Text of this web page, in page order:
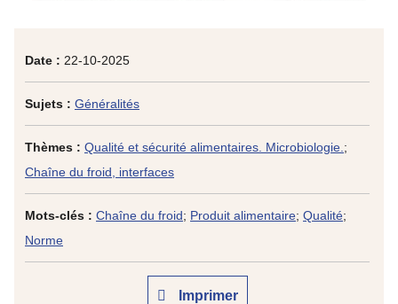
Date : 22-10-2025
Sujets : Généralités
Thèmes : Qualité et sécurité alimentaires. Microbiologie. ;
Chaîne du froid, interfaces
Mots-clés : Chaîne du froid; Produit alimentaire; Qualité;
Norme
Imprimer